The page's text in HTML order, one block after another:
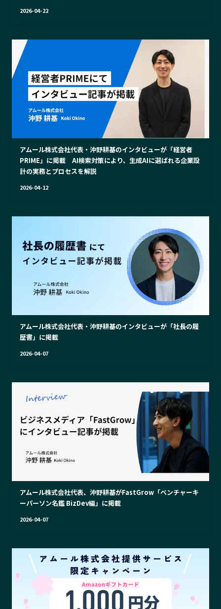
2026-04-22
アムール株式会社代表・沖野耕基のインタビューが「経営者
PRIME」に掲載 AI検索対策により、生成AIに選ばれる企業設
計の実務とプロセスを解説
2026-04-12
アムール株式会社代表・沖野耕基のインタビューが「社長の履
歴書」に掲載
2026-04-07
アムール株式会社代表、沖野耕基がFastGrow「ベンチャーキ
ーパーソン名鑑 BizDev編」に掲載
2026-04-07